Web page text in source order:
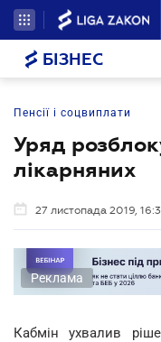
БІЗНЕС
Пенсії і соцвиплати
Уряд
лікарняних
27 листопада 2019,
Реклама
Кабмін ухвалив